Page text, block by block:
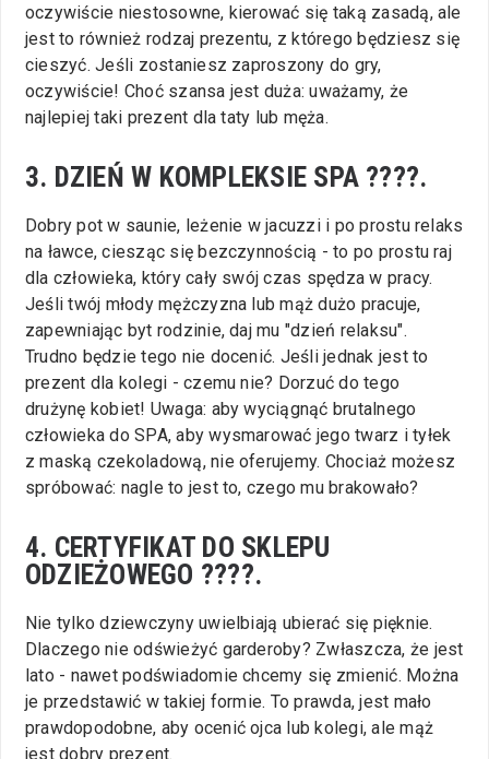
oczywiście niestosowne, kierować się taką zasadą, ale
jest to również rodzaj prezentu, z którego będziesz się
cieszyć. Jeśli zostaniesz zaproszony do gry,
oczywiście! Choć szansa jest duża: uważamy, że
najlepiej taki prezent dla taty lub męża.
3. DZIEŃ W KOMPLEKSIE SPA ????.
Dobry pot w saunie, leżenie w jacuzzi i po prostu relaks
na ławce, ciesząc się bezczynnością - to po prostu raj
dla człowieka, który cały swój czas spędza w pracy.
Jeśli twój młody mężczyzna lub mąż dużo pracuje,
zapewniając byt rodzinie, daj mu "dzień relaksu".
Trudno będzie tego nie docenić. Jeśli jednak jest to
prezent dla kolegi - czemu nie? Dorzuć do tego
drużynę kobiet! Uwaga: aby wyciągnąć brutalnego
człowieka do SPA, aby wysmarować jego twarz i tyłek
z maską czekoladową, nie oferujemy. Chociaż możesz
spróbować: nagle to jest to, czego mu brakowało?
4. CERTYFIKAT DO SKLEPU
ODZIEŻOWEGO ????.
Nie tylko dziewczyny uwielbiają ubierać się pięknie.
Dlaczego nie odświeżyć garderoby? Zwłaszcza, że jest
lato - nawet podświadomie chcemy się zmienić. Można
je przedstawić w takiej formie. To prawda, jest mało
prawdopodobne, aby ocenić ojca lub kolegi, ale mąż
jest dobry prezent.